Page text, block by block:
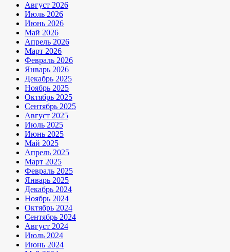
Август 2026
Июль 2026
Июнь 2026
Май 2026
Апрель 2026
Март 2026
Февраль 2026
Январь 2026
Декабрь 2025
Ноябрь 2025
Октябрь 2025
Сентябрь 2025
Август 2025
Июль 2025
Июнь 2025
Май 2025
Апрель 2025
Март 2025
Февраль 2025
Январь 2025
Декабрь 2024
Ноябрь 2024
Октябрь 2024
Сентябрь 2024
Август 2024
Июль 2024
Июнь 2024